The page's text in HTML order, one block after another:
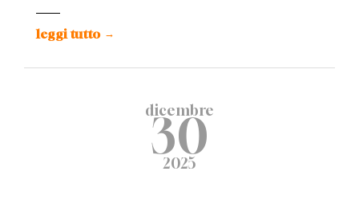
leggi tutto →
dicembre
30
2025